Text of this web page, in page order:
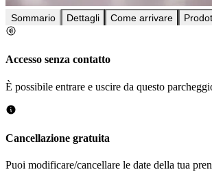
Sommario Dettagli Come arrivare
Accesso senza contatto
È possibile entrare e uscire da questo
Cancellazione gratuita
Puoi modificare/cancellare le date della tua